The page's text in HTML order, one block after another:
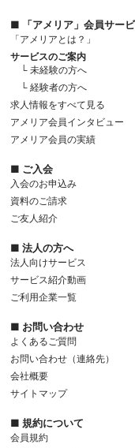
■ 「アメリア」会員サー
「アメリアとは？」
サービスのご案内
└ 未経験の方へ
└ 経験者の方へ
求人情報をすべて見る
アメリア会員インタビュー
アメリア会員の実績
■ ご入会
入会のお申込み
資料のご請求
ご友人紹介
■ 法人の方へ
法人向けサービス
サービス紹介動画
ご利用企業一覧
■ お問い合わせ
よくあるご質問
お問い合わせ（連絡先）
会社概要
サイトマップ
■ 規約について
会員規約